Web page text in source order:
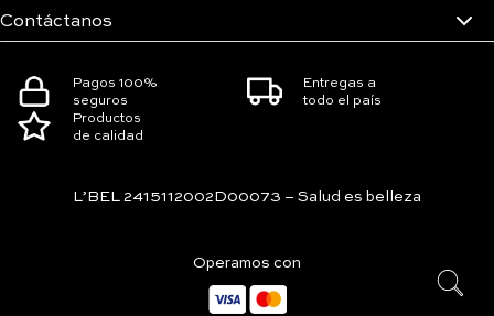
Contáctanos
Pagos 100%
seguros
Entregas a
todo el país
Productos
de calidad
L’BEL 2415112002D00073 – Salud es belleza
Operamos con